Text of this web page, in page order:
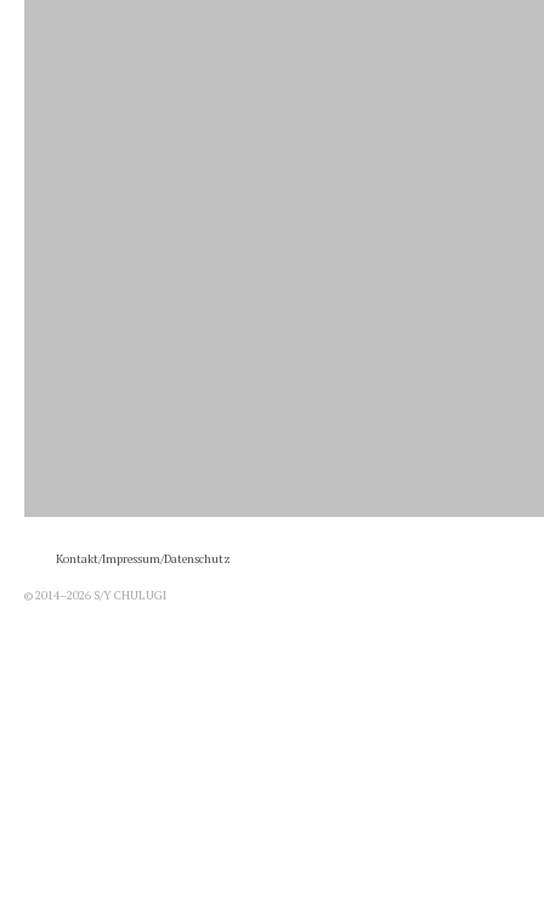
Kontakt/Impressum/Datenschutz
© 2014–2026 S/Y CHULUGI